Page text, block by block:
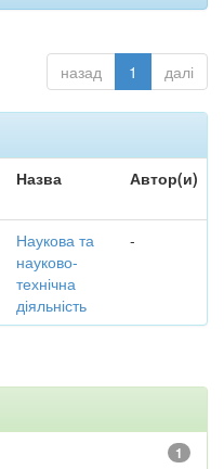
назад 1 далі
Назва Автор(и)
Наукова та
науково-
технічна
діяльність
-
1